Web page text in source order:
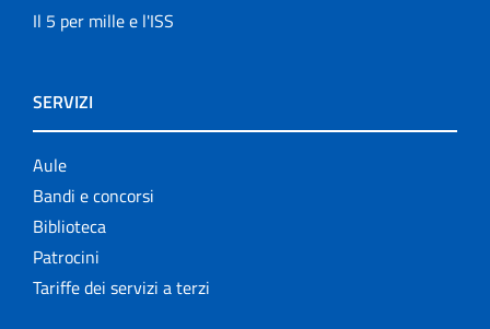
Il 5 per mille e l'ISS
SERVIZI
Aule
Bandi e concorsi
Biblioteca
Patrocini
Tariffe dei servizi a terzi